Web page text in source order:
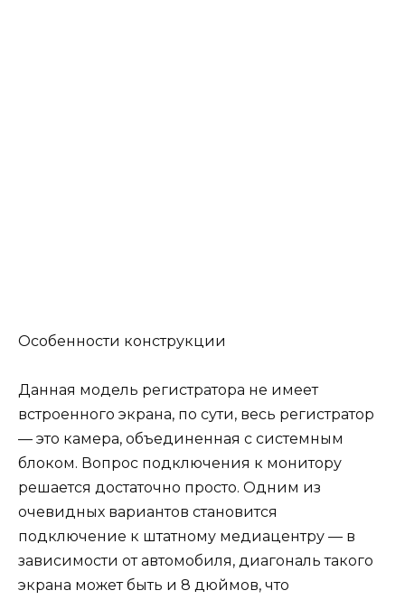
Особенности конструкции
Данная модель регистратора не имеет
встроенного экрана, по сути, весь регистратор
— это камера, объединенная с системным
блоком. Вопрос подключения к монитору
решается достаточно просто. Одним из
очевидных вариантов становится
подключение к штатному медиацентру — в
зависимости от автомобиля, диагональ такого
экрана может быть и 8 дюймов, что